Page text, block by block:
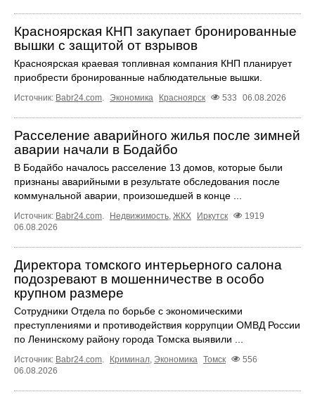
Красноярская КНП закупает бронированные
вышки с защитой от взрывов
Красноярская краевая топливная компания КНП планирует
приобрести бронированные наблюдательные вышки.
Источник: Babr24.com. Экономика Красноярск 533 06.08.2026
Расселение аварийного жилья после зимней
аварии начали в Бодайбо
В Бодайбо началось расселение 13 домов, которые были
признаны аварийными в результате обследования после
коммунальной аварии, произошедшей в конце ...
Источник: Babr24.com. Недвижимость, ЖКХ Иркутск
1919
06.08.2026
Директора томского интерьерного салона
подозревают в мошенничестве в особо
крупном размере
Сотрудники Отдела по борьбе с экономическими
преступлениями и противодействия коррупции ОМВД России
по Ленинскому району города Томска выявили ...
Источник: Babr24.com. Криминал, Экономика Томск
556
06.08.2026